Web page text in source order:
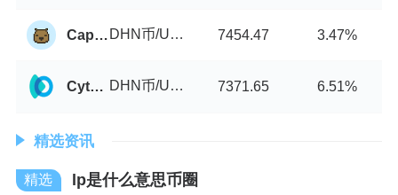
CapybaraDEX DHN币/USDT 7454.47 3.47%
Cytoswap DHN币/USDT 7371.65 6.51%
精选资讯
lp是什么意思币圈